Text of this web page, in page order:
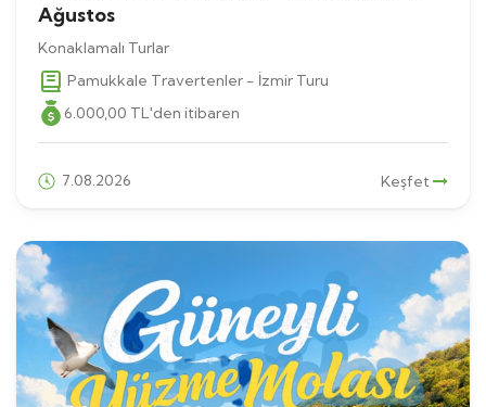
Ağustos
Konaklamalı Turlar
Pamukkale Travertenler - İzmir Turu
6.000,00 TL'den itibaren
7.08.2026 Keşfet